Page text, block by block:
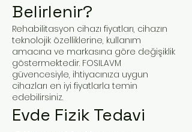
Belirlenir?
Rehabilitasyon cihazı fiyatları, cihazın
teknolojik özelliklerine, kullanım
amacına ve markasına göre değişiklik
göstermektedir. FOSILAVM
güvencesiyle, ihtiyacınıza uygun
cihazları en iyi fiyatlarla temin
edebilirsiniz.
Evde Fizik Tedavi